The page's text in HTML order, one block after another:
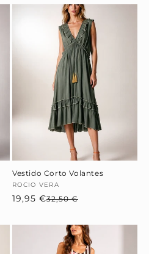
Vestido Corto Volantes
Proveedor:
ROCIO VERA
32,50 €
oferta
19,95 €